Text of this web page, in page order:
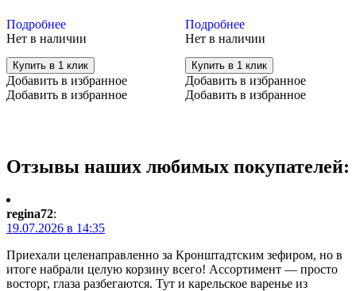
Подробнее
Нет в наличии
Купить в 1 клик
Добавить в избранное
Добавить в избранное
Подробнее
Нет в наличии
Купить в 1 клик
Добавить в избранное
Добавить в избранное
Отзывы наших любимых покупателей:
regina72:
19.07.2026 в 14:35
Приехали целенаправленно за Кронштадтским зефиром, но в
итоге набрали целую корзину всего! Ассортимент — просто
восторг, глаза разбегаются. Тут и карельское варенье из